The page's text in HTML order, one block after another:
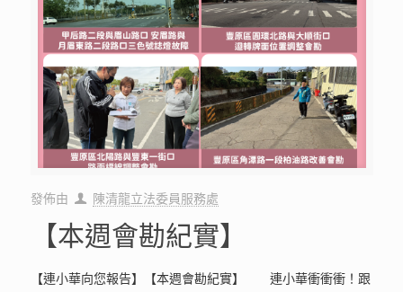
發佈由 陳清龍立法委員服務處
【本週會勘紀實】
【連小華向您報告】【本週會勘紀實】 連小華衝衝衝！跟